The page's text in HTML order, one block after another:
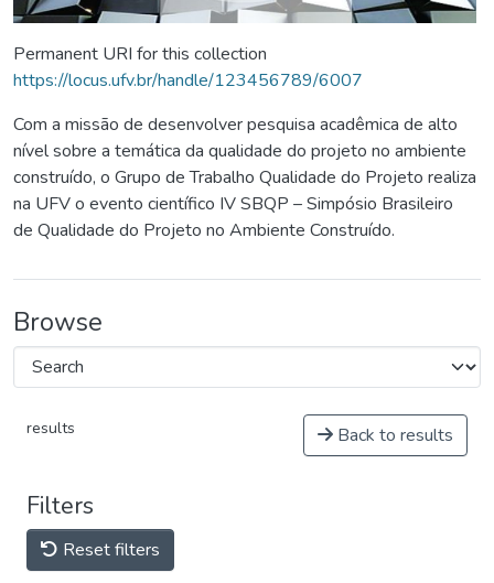
Permanent URI for this collection
https://locus.ufv.br/handle/123456789/6007
Com a missão de desenvolver pesquisa acadêmica de alto
nível sobre a temática da qualidade do projeto no ambiente
construído, o Grupo de Trabalho Qualidade do Projeto realiza
na UFV o evento científico IV SBQP – Simpósio Brasileiro
de Qualidade do Projeto no Ambiente Construído.
Browse
results Back to results
Filters
Reset filters